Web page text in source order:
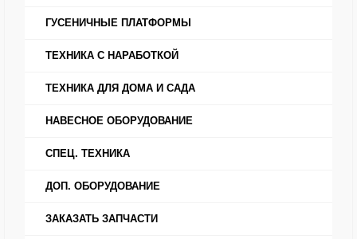
ГУСЕНИЧНЫЕ ПЛАТФОРМЫ
ТЕХНИКА С НАРАБОТКОЙ
ТЕХНИКА ДЛЯ ДОМА И САДА
НАВЕСНОЕ ОБОРУДОВАНИЕ
СПЕЦ. ТЕХНИКА
ДОП. ОБОРУДОВАНИЕ
ЗАКАЗАТЬ ЗАПЧАСТИ